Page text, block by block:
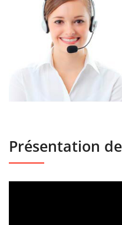
Présentation